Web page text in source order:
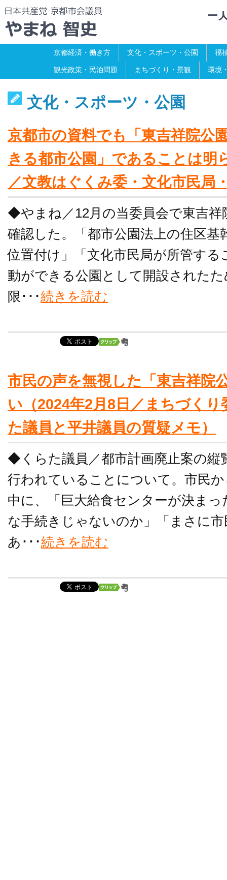
京都経済・働き方 文化・スポーツ・公園 福
観光政策・民泊問題 まちづくり・景観 環境
文化・スポーツ・公園
京都市の資料でも「東吉祥院公
きる都市公園」であることは明
／文教はぐくみ委・文化市民局
◆やまね／12月の当委員会で東吉
確認した。「都市公園法上の住区基
位置付け」「文化市民局が所管す
動ができる公園として開設された
限･･･続きを読む
市民の声を無視した「東吉祥院
い（2024年2月8日／まちづく
た議員と平井議員の質疑メモ）
◆くらた議員／都市計画廃止案の縦
行われていることについて。市民
中に、「巨大給食センターが決ま
な手続きじゃないのか」「まさに
あ･･･続きを読む